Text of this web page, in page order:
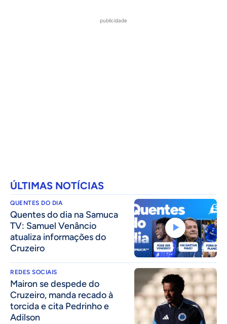
publicidade
ÚLTIMAS NOTÍCIAS
QUENTES DO DIA
Quentes do dia na Samuca
TV: Samuel Venâncio
atualiza informações do
Cruzeiro
REDES SOCIAIS
Mairon se despede do
Cruzeiro, manda recado à
torcida e cita Pedrinho e
Adilson